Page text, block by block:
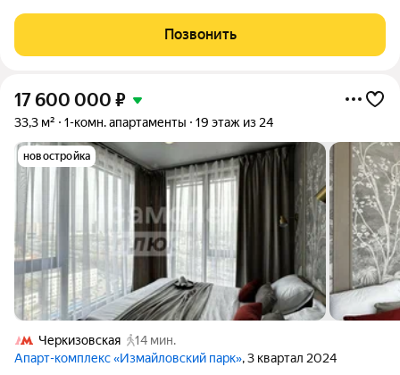
Москвы на улице Тагильская. Всего 10 минут ходьбы от
станции метро "Бульвар
Позвонить
17 600 000 ₽
33,3 м² 1-комн. апартаменты 19 этаж из 24
новостройка
Черкизовская
14 мин.
Апарт-комплекс «Измайловский парк», 3 квартал 2024